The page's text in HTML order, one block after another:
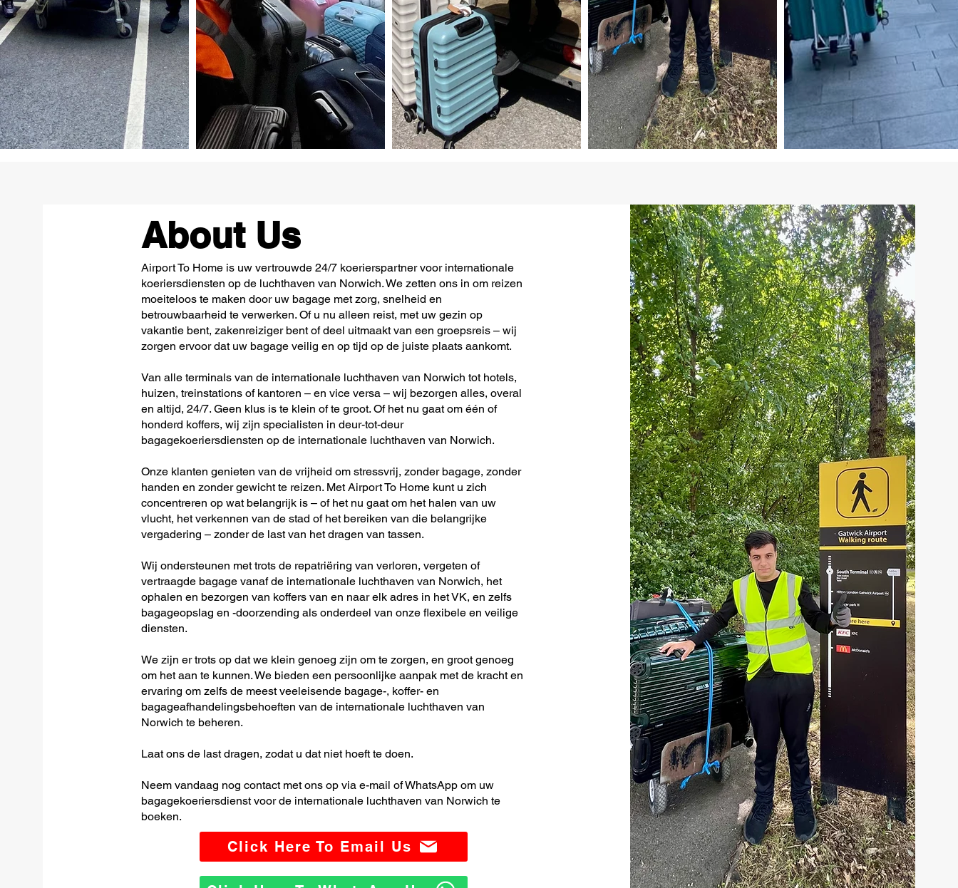
About Us
Airport To Home is uw vertrouwde 24/7 koerierspartner voor internationale
koeriersdiensten op de luchthaven van Norwich. We zetten ons in om reizen
moeiteloos te maken door uw bagage met zorg, snelheid en
betrouwbaarheid te verwerken. Of u nu alleen reist, met uw gezin op
vakantie bent, zakenreiziger bent of deel uitmaakt van een groepsreis – wij
zorgen ervoor dat uw bagage veilig en op tijd op de juiste plaats aankomt.
Van alle terminals van de internationale luchthaven van Norwich tot hotels,
huizen, treinstations of kantoren – en vice versa – wij bezorgen alles, overal
en altijd, 24/7. Geen klus is te klein of te groot. Of het nu gaat om één of
honderd koffers, wij zijn specialisten in deur-tot-deur
bagagekoeriersdiensten op de internationale luchthaven van Norwich.
Onze klanten genieten van de vrijheid om stressvrij, zonder bagage, zonder
handen en zonder gewicht te reizen. Met Airport To Home kunt u zich
concentreren op wat belangrijk is – of het nu gaat om het halen van uw
vlucht, het verkennen van de stad of het bereiken van die belangrijke
vergadering – zonder de last van het dragen van tassen.
Wij ondersteunen met trots de repatriëring van verloren, vergeten of
vertraagde bagage vanaf de internationale luchthaven van Norwich, het
ophalen en bezorgen van koffers van en naar elk adres in het VK, en zelfs
bagageopslag en -doorzending als onderdeel van onze flexibele en veilige
diensten.
We zijn er trots op dat we klein genoeg zijn om te zorgen, en groot genoeg
om het aan te kunnen. We bieden een persoonlijke aanpak met de kracht en
ervaring om zelfs de meest veeleisende bagage-, koffer- en
bagageafhandelingsbehoeften van de internationale luchthaven van
Norwich te beheren.
Laat ons de last dragen, zodat u dat niet hoeft te doen.
Neem vandaag nog contact met ons op via e-mail of WhatsApp om uw
bagagekoeriersdienst voor de internationale luchthaven van Norwich te
boeken.
Click Here To Email Us